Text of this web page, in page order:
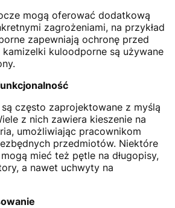
mogą oferować dodatkową
zagrożeniami, na przykład
zapewniają ochronę przed
kuloodporne są używane
często zaprojektowane z myślą
z nich zawiera kieszenie na
umożliwiając pracownikom
przedmiotów. Niektóre
mieć też pętle na długopisy,
a nawet uchwyty na